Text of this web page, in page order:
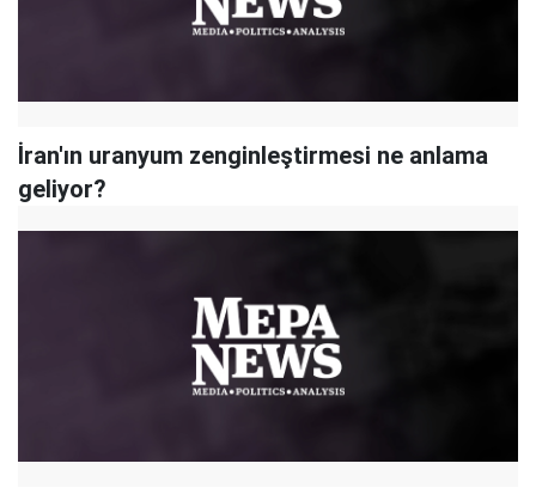
İran'ın uranyum zenginleştirmesi ne anlama
geliyor?